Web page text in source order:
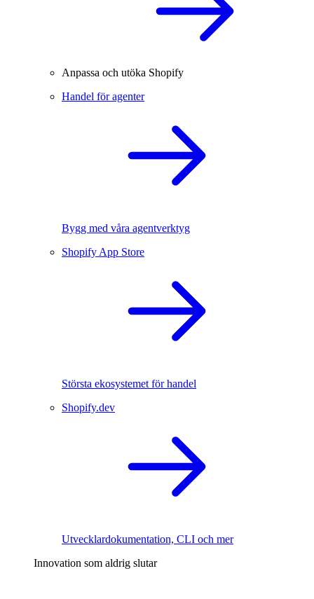
Anpassa och utöka Shopify
Handel för agenter
Bygg med våra agentverktyg
Shopify App Store
Största ekosystemet för handel
Shopify.dev
Utvecklardokumentation, CLI och mer
Innovation som aldrig slutar